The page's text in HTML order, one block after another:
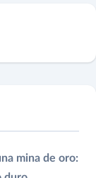
mina de oro: